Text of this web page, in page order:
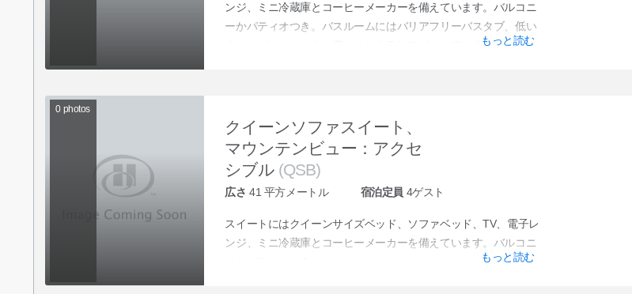
ンジ、ミニ冷蔵庫とコーヒーメーカーを備えています。バルコニ
ーかパティオつき。バスルームにはバリアフリーバスタブ、低い
タオルバーとシンク、広いエントランスがついています。もっと読む
0 photos
クイーンソファスイート、
マウンテンビュー：アクセ
シブル (QSB)
広さ 41 平方メートル 宿泊定員 4ゲスト
スイートにはクイーンサイズベッド、ソファベッド、TV、電子レ
ンジ、ミニ冷蔵庫とコーヒーメーカーを備えています。バルコニ
もっと読む